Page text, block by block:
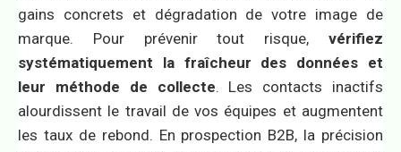
gains concrets et dégradation de votre image de
marque. Pour prévenir tout risque, vérifiez
systématiquement la fraîcheur des données et
leur méthode de collecte. Les contacts inactifs
alourdissent le travail de vos équipes et augmentent
les taux de rebond. En prospection B2B, la précision